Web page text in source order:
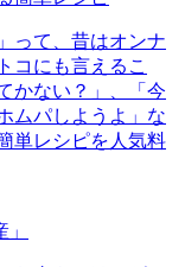
って、昔はオンナ
コにも言えるこ
かない？」、「今
ムパしようよ」な
単レシピを人気料